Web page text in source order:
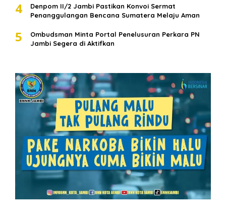
4
Denpom II/2 Jambi Pastikan Konvoi Sermat
Penanggulangan Bencana Sumatera Melaju Aman
5
Ombudsman Minta Portal Penelusuran Perkara PN
Jambi Segera di Aktifkan